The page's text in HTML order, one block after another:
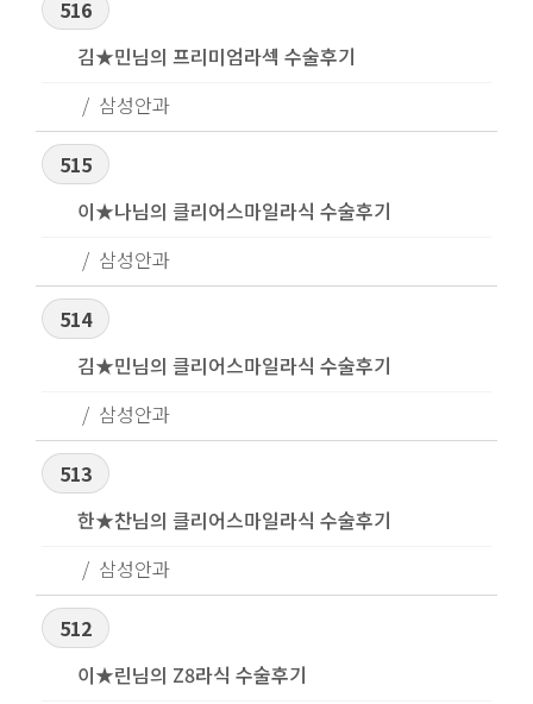
516
김★민님의 프리미엄라섹 수술후기
삼성안과
515
이★나님의 클리어스마일라식 수술후기
삼성안과
514
김★민님의 클리어스마일라식 수술후기
삼성안과
513
한★찬님의 클리어스마일라식 수술후기
삼성안과
512
이★린님의 Z8라식 수술후기